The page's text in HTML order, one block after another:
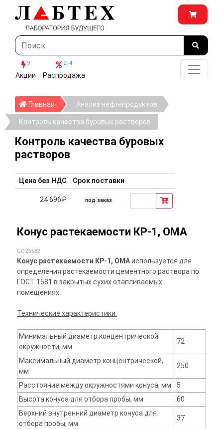
9
Акции
214
Распродажа
Главная ГлавнаяАнализ нефтепродуктов
Контроль качества буровых растворов
Контроль качества буровых
растворов
Цена без НДС Срок поставки
24 696₽ под заказ
Конус растекаемости КР-1, ОМА
GO25532
Конус растекаемости КР-1, ОМАиспользуется для
определения растекаемости цементного раствора по
ГОСТ 1581 в закрытых сухих отапливаемых
помещениях.
Технические характеристики:
Минимальный диаметр концентрической
окружности, мм
72
Максимальный диаметр концентрической,
мм
250
Расстояние между окружностями конуса, мм
5
Высота конуса для отбора пробы, мм
60
Верхний внутренний диаметр конуса для
отбора пробы, мм
37